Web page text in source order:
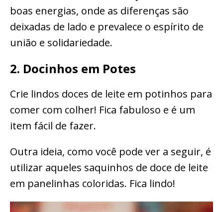
boas energias, onde as diferenças são
deixadas de lado e prevalece o espírito de
união e solidariedade.
2. Docinhos em Potes
Crie lindos doces de leite em potinhos para
comer com colher! Fica fabuloso e é um
item fácil de fazer.
Outra ideia, como você pode ver a seguir, é
utilizar aqueles saquinhos de doce de leite
em panelinhas coloridas. Fica lindo!